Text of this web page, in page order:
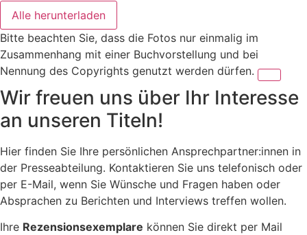
Alle herunterladen
Bitte beachten Sie, dass die Fotos nur einmalig im
Zusammenhang mit einer Buchvorstellung und bei
Nennung des Copyrights genutzt werden dürfen.
Wir freuen uns über Ihr Interesse
an unseren Titeln!
Hier finden Sie Ihre persönlichen Ansprechpartner:innen in
der Presseabteilung. Kontaktieren Sie uns telefonisch oder
per E-Mail, wenn Sie Wünsche und Fragen haben oder
Absprachen zu Berichten und Interviews treffen wollen.
Ihre Rezensionsexemplare können Sie direkt per Mail